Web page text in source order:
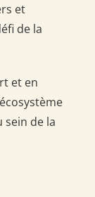
et
de la
et en
sein de la